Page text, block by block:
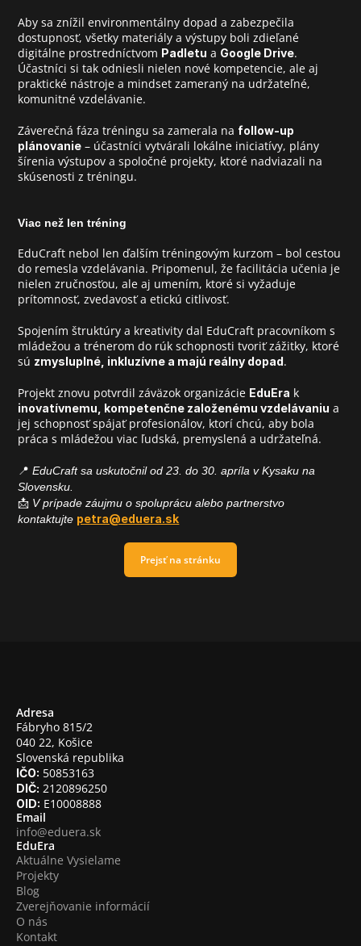
Aby sa znížil environmentálny dopad a zabezpečila
dostupnosť, všetky materiály a výstupy boli zdieľané
digitálne prostredníctvom Padletu a Google Drive.
Účastníci si tak odniesli nielen nové kompetencie, ale aj
praktické nástroje a mindset zameraný na udržateľné,
komunitné vzdelávanie.
Záverečná fáza tréningu sa zamerala na follow-up
plánovanie – účastníci vytvárali lokálne iniciatívy, plány
šírenia výstupov a spoločné projekty, ktoré nadviazali na
skúsenosti z tréningu.
Viac než len tréning
EduCraft nebol len ďalším tréningovým kurzom – bol cestou
do remesla vzdelávania. Pripomenul, že facilitácia učenia je
nielen zručnosťou, ale aj umením, ktoré si vyžaduje
prítomnosť, zvedavosť a etickú citlivosť.
Spojením štruktúry a kreativity dal EduCraft pracovníkom s
mládežou a trénerom do rúk schopnosti tvoriť zážitky, ktoré
sú zmysluplné, inkluzívne a majú reálny dopad.
Projekt znovu potvrdil záväzok organizácie EduEra
inovatívnemu, kompetenčne založenému vzdelávaniu a
jej schopnosť spájať profesionálov, ktorí chcú, aby bola
práca s mládežou viac ľudská, premyslená a udržateľná.
📍 EduCraft sa uskutočnil od 23. do 30. apríla v Kysaku na
Slovensku.
📩 V prípade záujmu o spoluprácu alebo partnerstvo
kontaktujte petra@eduera.sk
Prejsť na stránku
Adresa
Fábryho 815/2
040 22, Košice
Slovenská republika
IČO: 50853163
DIČ: 2120896250
OID: E10008888
Email
info@eduera.sk
EduEra
Aktuálne Vysielame
Projekty
Blog
Zverejňovanie informácií
O nás
Kontakt